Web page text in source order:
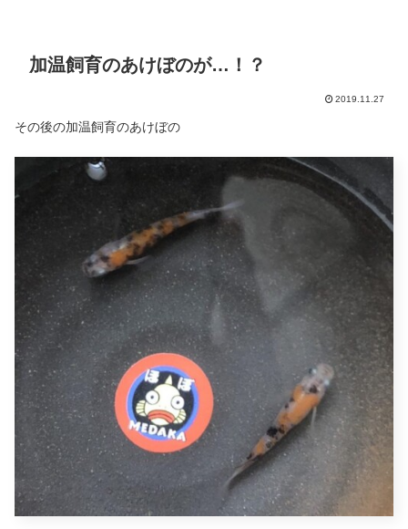
加温飼育のあけぼのが…！？
2019.11.27
その後の加温飼育のあけぼの